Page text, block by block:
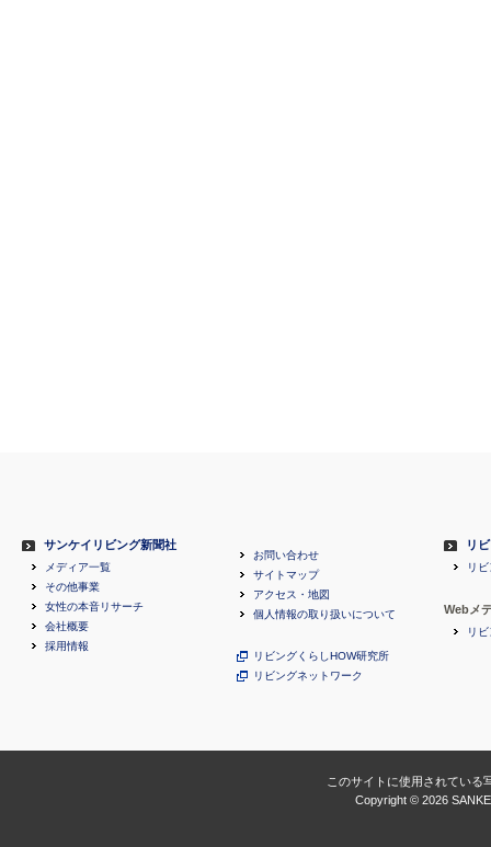
サンケイリビング新聞社
メディア一覧
その他事業
女性の本音リサーチ
会社概要
採用情報
お問い合わせ
サイトマップ
アクセス・地図
個人情報の取り扱いについて
リビングくらしHOW研究所
リビングネットワーク
リ
リ
Webメ
リ
このサイトに使用されている
Copyright © 2026